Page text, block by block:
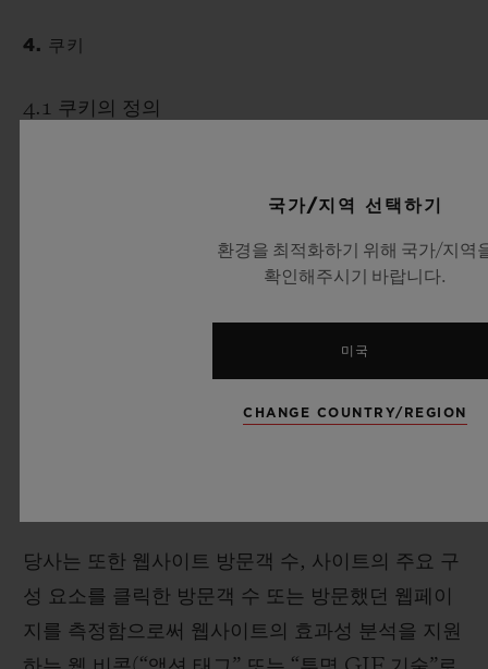
4. 쿠키
4.1 쿠키의 정의
를 인식하고 귀하의 방문에 대한 정보(예: 설정 언
어, 글꼴 크기 및 기타 설정)를 기억할 수 있습니다.
대부분의 웹 브라우저는 쿠키를 허용하도록 설정되
어 있습니다. 그렇지만 4.3 조항에서 언급되어 있는
것처럼 귀하는 귀하의 브라우저에서 모든 쿠키를
설정 할 수 있습니다. 그러나 쿠키를 허용하지 않을
당사는 또한 웹사이트 방문객 수, 사이트의 주요 구
성 요소를 클릭한 방문객 수 또는 방문했던 웹페이
지를 측정함으로써 웹사이트의 효과성 분석을 지원
국가/지역 선택하기
환경을 최적화하기 위해 국가/지역
확인해주시기 바랍니다.
미국
CHANGE COUNTRY/REGION